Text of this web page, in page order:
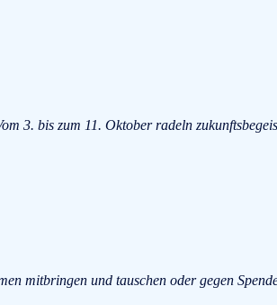
3. bis zum 11. Oktober radeln
mitbringen und tauschen oder gegen